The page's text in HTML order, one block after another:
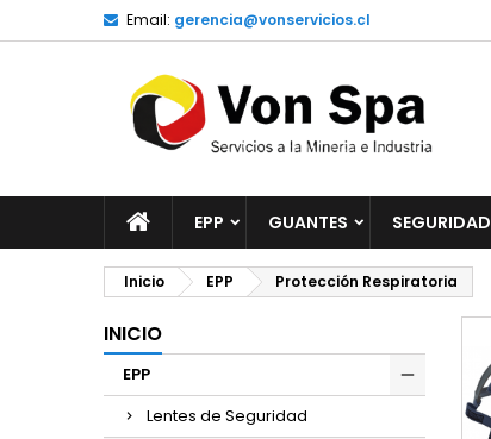
Email: gerencia@vonservicios.cl
EPP GUANTES SEGURIDAD
Inicio EPP Protección Respiratoria
INICIO
EPP
Lentes de Seguridad